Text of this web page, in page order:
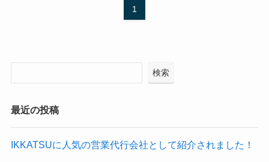
1
検索
最近の投稿
IKKATSUに人気の営業代行会社として紹介されました！